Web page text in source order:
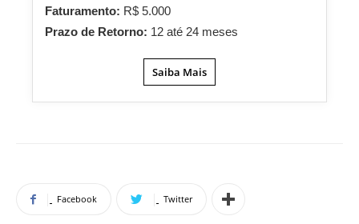
Faturamento: R$ 5.000
Prazo de Retorno: 12 até 24 meses
Saiba Mais
Facebook Twitter